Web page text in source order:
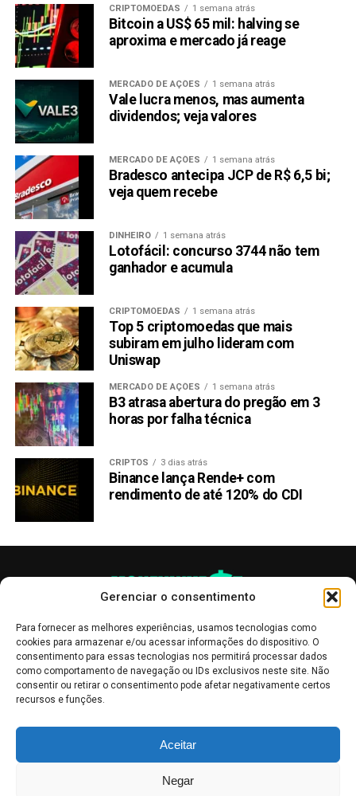
Gerenciar o consentimento
Para fornecer as melhores experiências, usamos tecnologias como
cookies para armazenar e/ou acessar informações do dispositivo. O
consentimento para essas tecnologias nos permitirá processar dados
como comportamento de navegação ou IDs exclusivos neste site. Não
consentir ou retirar o consentimento pode afetar negativamente certos
recursos e funções.
Aceitar
Negar
CRIPTOMOEDAS 1 semana atrás
Bitcoin a US$ 65 mil: halving se
aproxima e mercado já reage
MERCADO DE AÇÕES 1 semana atrás
Vale lucra menos, mas aumenta
dividendos; veja valores
MERCADO DE AÇÕES 1 semana atrás
Bradesco antecipa JCP de R$ 6,5 bi;
veja quem recebe
DINHEIRO 1 semana atrás
Lotofácil: concurso 3744 não tem
ganhador e acumula
CRIPTOMOEDAS 1 semana atrás
Top 5 criptomoedas que mais
subiram em julho lideram com
Uniswap
MERCADO DE AÇÕES 1 semana atrás
B3 atrasa abertura do pregão em 3
horas por falha técnica
CRIPTOS 3 dias atrás
Binance lança Rende+ com
rendimento de até 120% do CDI
informativo, servindo como boletins de divulgação, e não devem ser
interpretadas como recomendações de investimento.Leia mais
Bolsa de Valores